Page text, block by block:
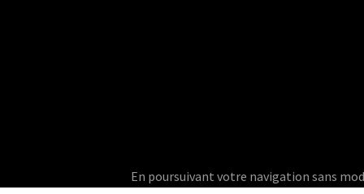
En poursuivant votre navigation sans